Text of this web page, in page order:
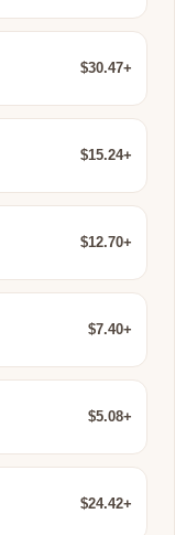
$30.47+
$15.24+
$12.70+
$7.40+
$5.08+
$24.42+